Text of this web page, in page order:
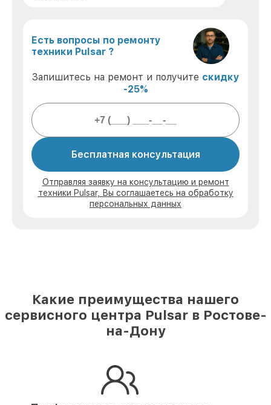
Есть вопросы по ремонту
техники Pulsar ?
Запишитесь на ремонт и получите скидку
-25%
Бесплатная консультация
Отправляя заявку на консультацию и ремонт
техники Pulsar, Вы соглашаетесь на обработку
персональных данных
Какие преимущества нашего
сервисного центра Pulsar в Ростове-
на-Дону